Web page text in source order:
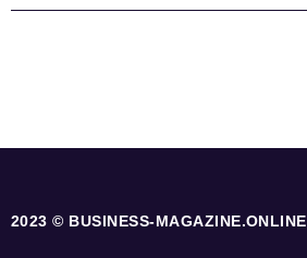
2023 © BUSINESS-MAGAZINE.ONLINE